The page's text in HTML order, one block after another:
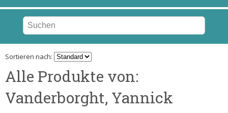
Sortieren nach:
Alle Produkte von:
Vanderborght, Yannick